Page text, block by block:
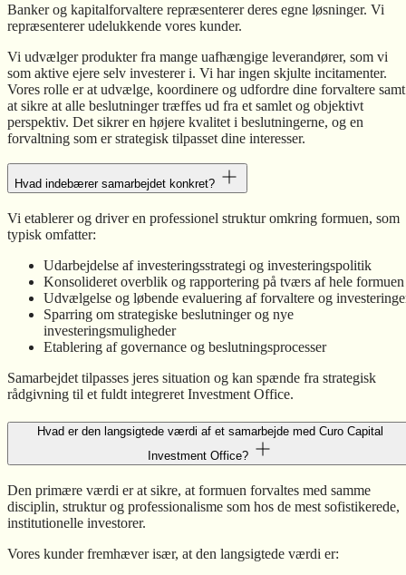
Banker og kapitalforvaltere repræsenterer deres egne løsninger. Vi
repræsenterer udelukkende vores kunder.
Vi udvælger produkter fra mange uafhængige leverandører, som vi
som aktive ejere selv investerer i. Vi har ingen skjulte incitamenter.
Vores rolle er at udvælge, koordinere og udfordre dine forvaltere samt
at sikre at alle beslutninger træffes ud fra et samlet og objektivt
perspektiv. Det sikrer en højere kvalitet i beslutningerne, og en
forvaltning som er strategisk tilpasset dine interesser.
Hvad indebærer samarbejdet konkret?
Vi etablerer og driver en professionel struktur omkring formuen, som
typisk omfatter:
Udarbejdelse af investeringsstrategi og investeringspolitik
Konsolideret overblik og rapportering på tværs af hele formuen
Udvælgelse og løbende evaluering af forvaltere og
Sparring om strategiske beslutninger og nye
investeringsmuligheder
Etablering af governance og beslutningsprocesser
Samarbejdet tilpasses jeres situation og kan spænde fra strategisk
rådgivning til et fuldt integreret Investment Office.
Hvad er den langsigtede værdi af et samarbejde med Curo Capital
Investment Office?
Den primære værdi er at sikre, at formuen forvaltes med samme
disciplin, struktur og professionalisme som hos de mest sofistikerede,
institutionelle investorer.
Vores kunder fremhæver især, at den langsigtede værdi er: